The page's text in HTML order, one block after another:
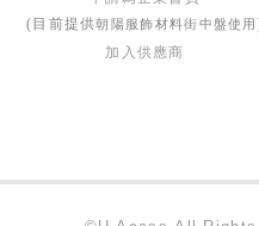
(目前提供朝陽服飾材料街中盤使用
加入供應商